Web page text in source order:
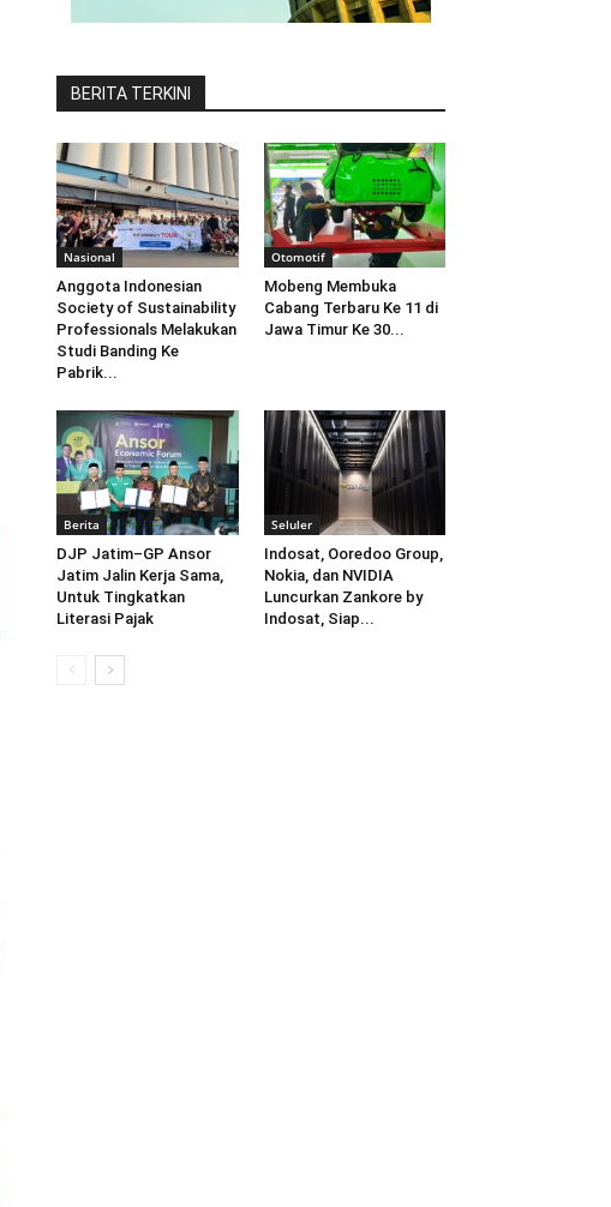
BERITA TERKINI
Nasional
Anggota Indonesian
Society of Sustainability
Professionals Melakukan
Studi Banding Ke
Pabrik...
Otomotif
Mobeng Membuka
Cabang Terbaru Ke 11 di
Jawa Timur Ke 30...
Berita
DJP Jatim–GP Ansor
Jatim Jalin Kerja Sama,
Untuk Tingkatkan
Literasi Pajak
Seluler
Indosat, Ooredoo Group,
Nokia, dan NVIDIA
Luncurkan Zankore by
Indosat, Siap...